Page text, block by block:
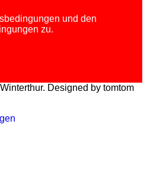
und den
zu.
Designed by tomtom